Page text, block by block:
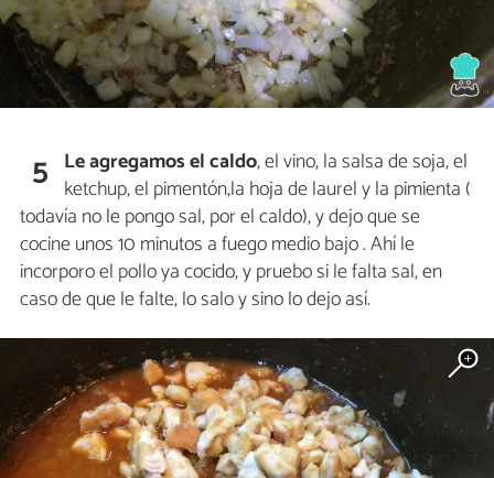
5 Le agregamos el caldo, el vino, la salsa de soja, el
ketchup, el pimentón,la hoja de laurel y la pimienta (
todavía no le pongo sal, por el caldo), y dejo que se
cocine unos 10 minutos a fuego medio bajo . Ahí le
incorporo el pollo ya cocido, y pruebo si le falta sal, en
caso de que le falte, lo salo y sino lo dejo así.